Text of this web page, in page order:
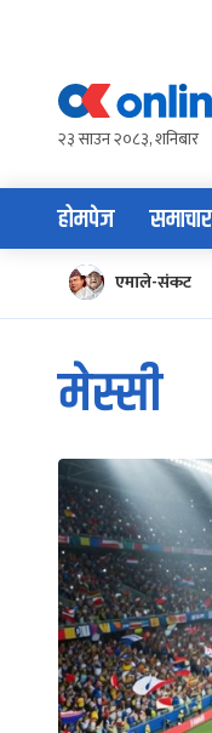
content२३ साउन २०८३, शनिबार
होमपेज समाचार
एमाले-संकट
मेस्सी